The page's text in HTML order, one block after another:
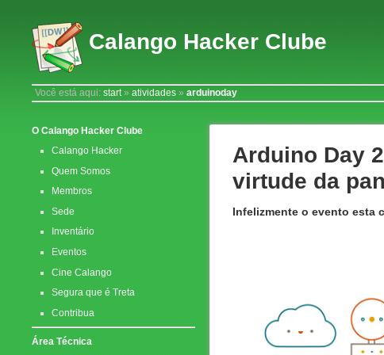
Calango Hacker Clube
Você está aqui:start»atividades »arduinoday
O Calango Hacker Clube
Calango Hacker
Quem Somos
Membros
Sede
Inventário
Eventos
Cine Calango
Segura que é Treta
Contribua
Área Técnica
Arduino Day
virtude da
Infelizmente o evento esta